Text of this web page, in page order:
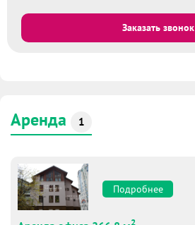
Заказать звонок
Аренда 1
Подробнее
2